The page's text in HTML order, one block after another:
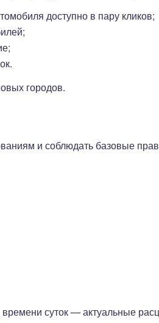
доступно в пару кликов;
городов.
и соблюдать базовые
суток — актуальные